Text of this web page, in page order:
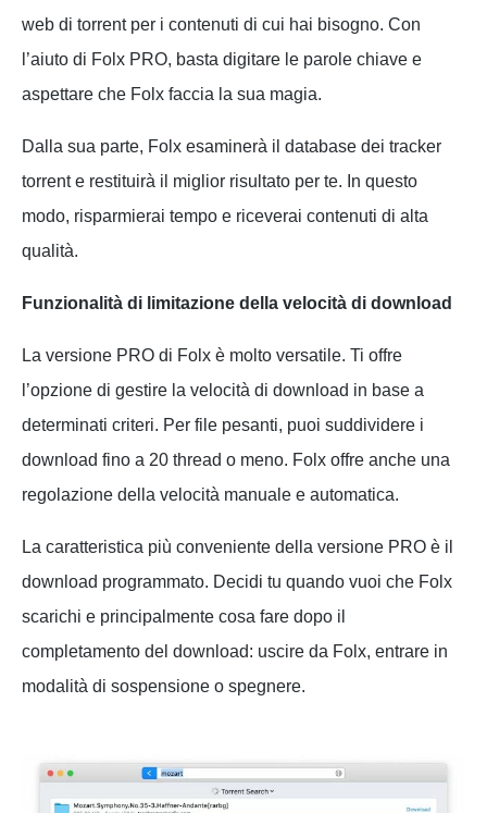
web di torrent per i contenuti di cui hai bisogno. Con
l’aiuto di Folx PRO, basta digitare le parole chiave e
aspettare che Folx faccia la sua magia.
Dalla sua parte, Folx esaminerà il database dei tracker
torrent e restituirà il miglior risultato per te. In questo
modo, risparmierai tempo e riceverai contenuti di alta
qualità.
Funzionalità di limitazione della velocità di download
La versione PRO di Folx è molto versatile. Ti offre
l’opzione di gestire la velocità di download in base a
determinati criteri. Per file pesanti, puoi suddividere i
download fino a 20 thread o meno. Folx offre anche una
regolazione della velocità manuale e automatica.
La caratteristica più conveniente della versione PRO è il
download programmato. Decidi tu quando vuoi che Folx
scarichi e principalmente cosa fare dopo il
completamento del download: uscire da Folx, entrare in
modalità di sospensione o spegnere.